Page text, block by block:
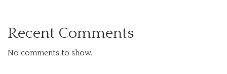
Recent Comments
No comments to show.